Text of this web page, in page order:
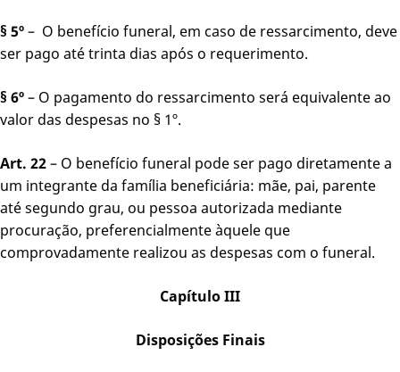
§ 5º– O benefício funeral, em caso de ressarcimento, deve
ser pago até trinta dias após o requerimento.
§ 6º– O pagamento do ressarcimento será equivalente ao
valor das despesas no § 1º.
Art. 22– O benefício funeral pode ser pago diretamente a
um integrante da família beneficiária: mãe, pai, parente
até segundo grau, ou pessoa autorizada mediante
procuração, preferencialmente àquele que
comprovadamente realizou as despesas com o funeral.
Capítulo III
Disposições Finais